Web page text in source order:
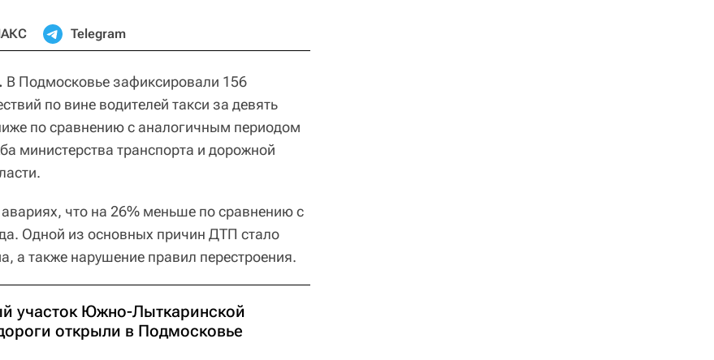
Telegram
В Подмосковье зафиксировали 156
по вине водителей такси за девять
по сравнению с аналогичным периодом
министерства транспорта и дорожной
что на 26% меньше по сравнению с
Одной из основных причин ДТП стало
а также нарушение правил перестроения.
участок Южно-Лыткаринской
открыли в Подмосковье